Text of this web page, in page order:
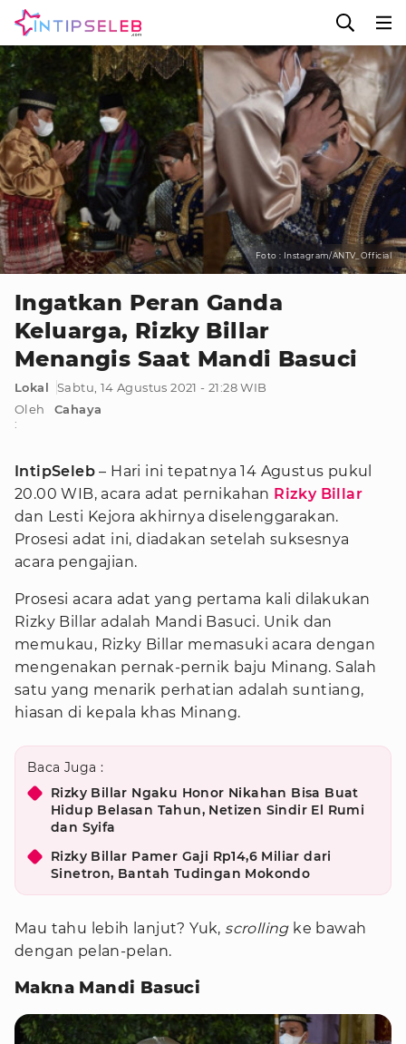
Foto : Instagram/ANTV_Official
Ingatkan Peran Ganda
Keluarga, Rizky Billar
Menangis Saat Mandi Basuci
Lokal
Sabtu, 14 Agustus 2021 - 21:28 WIB
Oleh
:
Cahaya
IntipSeleb – Hari ini tepatnya 14 Agustus pukul
20.00 WIB, acara adat pernikahan Rizky Billar
dan Lesti Kejora akhirnya diselenggarakan.
Prosesi adat ini, diadakan setelah suksesnya
acara pengajian.
Prosesi acara adat yang pertama kali dilakukan
Rizky Billar adalah Mandi Basuci. Unik dan
memukau, Rizky Billar memasuki acara dengan
mengenakan pernak-pernik baju Minang. Salah
satu yang menarik perhatian adalah suntiang,
hiasan di kepala khas Minang.
Baca Juga :
Rizky Billar Ngaku Honor Nikahan Bisa Buat
Hidup Belasan Tahun, Netizen Sindir El Rumi
dan Syifa
Rizky Billar Pamer Gaji Rp14,6 Miliar dari
Sinetron, Bantah Tudingan Mokondo
Mau tahu lebih lanjut? Yuk, scrolling ke bawah
dengan pelan-pelan.
Makna Mandi Basuci